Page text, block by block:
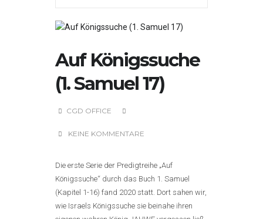
Auf Königssuche
(1. Samuel 17)
CGD OFFICE
KEINE KOMMENTARE
Die erste Serie der Predigtreihe „Auf
Königssuche“ durch das Buch 1. Samuel
(Kapitel 1-16) fand 2020 statt. Dort sahen wir,
wie Israels Königssuche sie beinahe ihren